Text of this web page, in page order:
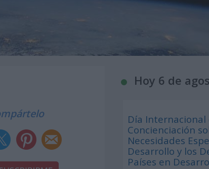
Hoy 6 de
Día Internacional
Concienciación
Necesidades
Desarrollo y los
Países en